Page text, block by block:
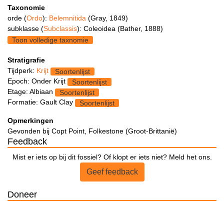
Taxonomie
orde (Ordo): Belemnitida (Gray, 1849)
subklasse (Subclassis): Coleoidea (Bather, 1888)
Toon volledige taxnomie
Stratigrafie
Tijdperk: Krijt
Soortenlijst
Epoch: Onder Krijt
Soortenlijst
Etage: Albiaan
Soortenlijst
Formatie: Gault Clay
Soortenlijst
Opmerkingen
Gevonden bij Copt Point, Folkestone (Groot-Brittanië)
Feedback
Mist er iets op bij dit fossiel? Of klopt er iets niet? Meld het ons.
Geef feedback
Doneer